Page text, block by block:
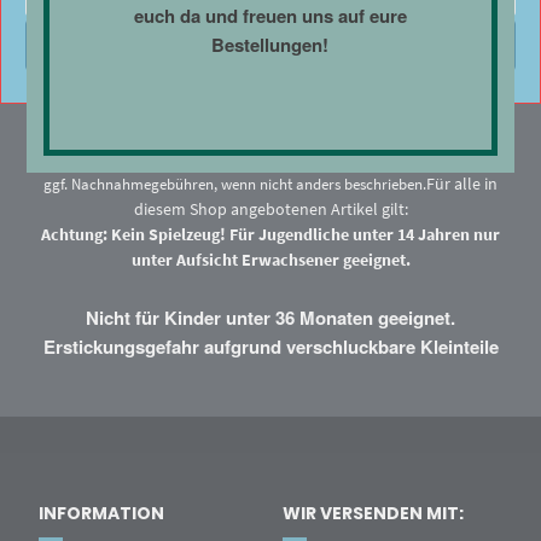
Einstellungen anzeigen
§19 Abs. 1 UStG erfolgt keine Umsatzsteuerausweisung zzgl.Versandund
ggf. Nachnahmegebühren, wenn nicht anders beschrieben.Für alle in
diesem Shop angebotenen Artikel gilt:
Achtung: Kein Spielzeug! Für Jugendliche unter 14 Jahren nur
unter Aufsicht Erwachsener geeignet.
Nicht für Kinder unter 36 Monaten geeignet.
Erstickungsgefahr aufgrund verschluckbare Kleinteile
INFORMATION WIR VERSENDEN MIT:
euch da und freuen uns auf eure
Bestellungen!